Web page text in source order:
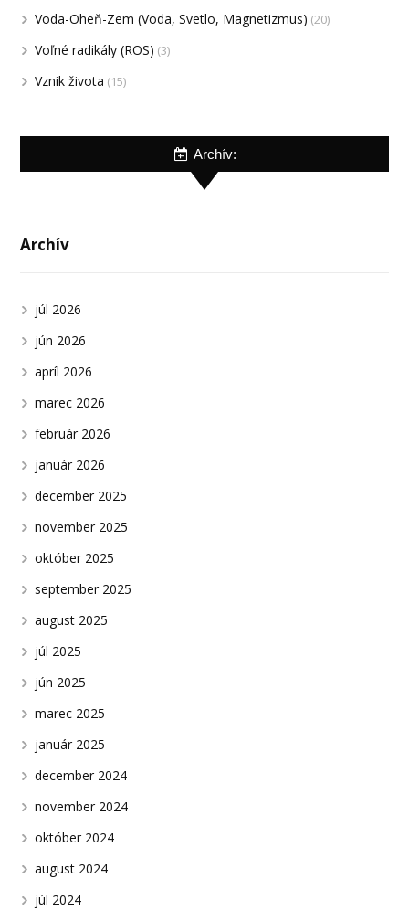
Voda-Oheň-Zem (Voda, Svetlo, Magnetizmus) (20)
Voľné radikály (ROS) (3)
Vznik života (15)
Archív:
Archív
júl 2026
jún 2026
apríl 2026
marec 2026
február 2026
január 2026
december 2025
november 2025
október 2025
september 2025
august 2025
júl 2025
jún 2025
marec 2025
január 2025
december 2024
november 2024
október 2024
august 2024
júl 2024